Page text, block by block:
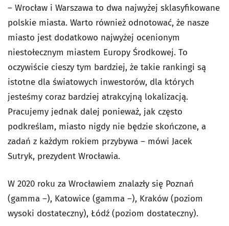
– Wrocław i Warszawa to dwa najwyżej sklasyfikowane
polskie miasta. Warto również odnotować, że nasze
miasto jest dodatkowo najwyżej ocenionym
niestołecznym miastem Europy Środkowej. To
oczywiście cieszy tym bardziej, że takie rankingi są
istotne dla światowych inwestorów, dla których
jesteśmy coraz bardziej atrakcyjną lokalizacją.
Pracujemy jednak dalej ponieważ, jak często
podkreślam, miasto nigdy nie będzie skończone, a
zadań z każdym rokiem przybywa – mówi Jacek
Sutryk, prezydent Wrocławia.
W 2020 roku za Wrocławiem znalazły się Poznań
(gamma –), Katowice (gamma –), Kraków (poziom
wysoki dostateczny), Łódź (poziom dostateczny).